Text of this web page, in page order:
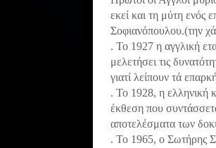
εκεί και τη μύτη ενός
Σοφιανόπουλου.(την
. Το 1927 η αγγλική
μελετήσει τις
γιατί λείπουν τά
. Το 1928, η ελληνική
έκθεση που
αποτελέσματα των
. Το 1965, ο Σωτήρης